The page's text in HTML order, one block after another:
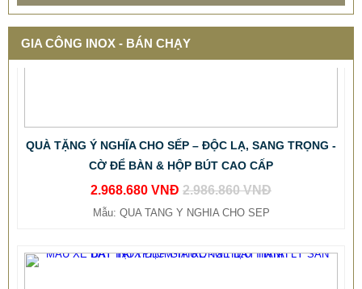
GIA CÔNG INOX - BÁN CHẠY
CỜ ĐỂ BÀN & HỘP BÚT CAO CẤP
2.968.680 VNĐ2.986.860 VNĐ
Mẫu: QUA TANG Y NGHIA CHO SEP